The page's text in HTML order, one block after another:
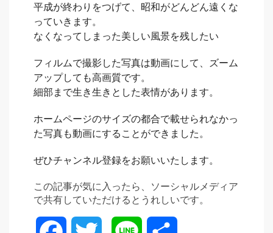
平成が終わりをつげて、昭和がどんどん遠くな
っていきます。
なくなってしまった美しい風景を残したい
フィルムで撮影した写真は動画にして、ズーム
アップしても高画質です。
細部まで生き生きとした表情があります。
ホームページのサイズの都合で載せられなかっ
た写真も動画にすることができました。
ぜひチャンネル登録をお願いいたします。
この記事が気に入ったら、ソーシャルメディア
で共有していただけるとうれしいです。